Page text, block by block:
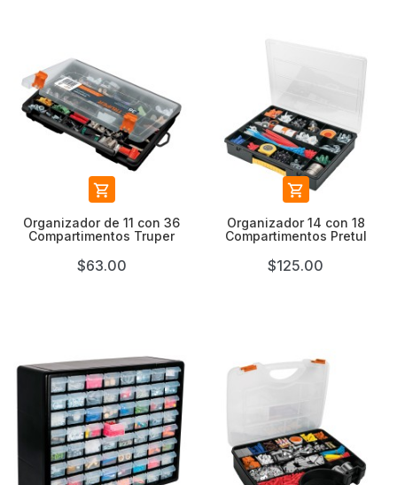

Organizador de 11 con 36
Compartimentos Truper
$63.00

Organizador 14 con 18
Compartimentos Pretul
$125.00